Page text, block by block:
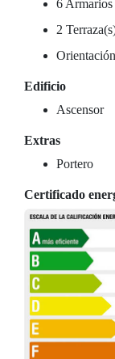
6 Armarios
2
Edificio
Ascensor
Extras
Portero
Certificado